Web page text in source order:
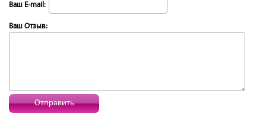
Ваш E-mail:
Ваш Отзыв:
Отправить